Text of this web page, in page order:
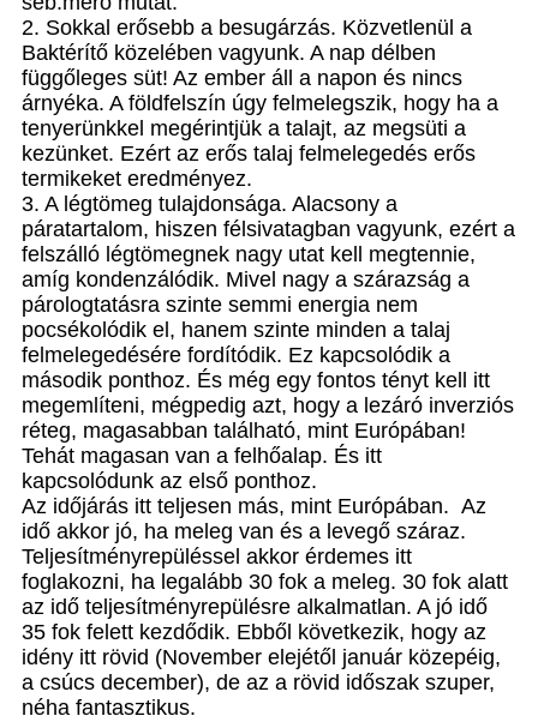
2. Sokkal erősebb a besugárzás. Közvetlenül a
Baktérítő közelében vagyunk. A nap délben
függőleges süt! Az ember áll a napon és nincs
árnyéka. A földfelszín úgy felmelegszik, hogy ha a
tenyerünkkel megérintjük a talajt, az megsüti a
kezünket. Ezért az erős talaj felmelegedés erős
termikeket eredményez.
3. A légtömeg tulajdonsága. Alacsony a
páratartalom, hiszen félsivatagban vagyunk, ezért a
felszálló légtömegnek nagy utat kell megtennie,
amíg kondenzálódik. Mivel nagy a szárazság a
párologtatásra szinte semmi energia nem
pocsékolódik el, hanem szinte minden a talaj
felmelegedésére fordítódik. Ez kapcsolódik a
második ponthoz. És még egy fontos tényt kell itt
megemlíteni, mégpedig azt, hogy a lezáró inverziós
réteg, magasabban található, mint Európában!
Tehát magasan van a felhőalap. És itt
kapcsolódunk az első ponthoz.
Az időjárás itt teljesen más, mint Európában. Az
idő akkor jó, ha meleg van és a levegő száraz.
Teljesítményrepüléssel akkor érdemes itt
foglakozni, ha legalább 30 fok a meleg. 30 fok alatt
az idő teljesítményrepülésre alkalmatlan. A jó idő
35 fok felett kezdődik. Ebből következik, hogy az
idény itt rövid (November elejétől január közepéig,
a csúcs december), de az a rövid időszak szuper,
néha fantasztikus.